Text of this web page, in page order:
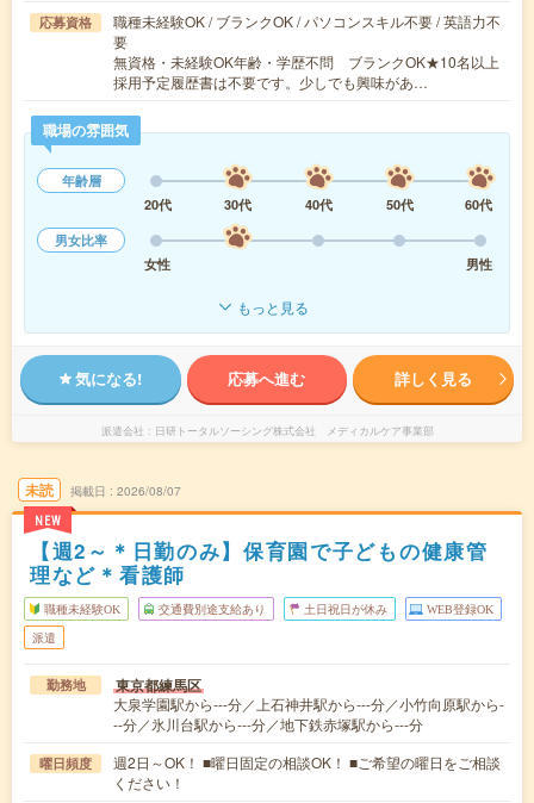
応募資格
職種未経験OK / ブランクOK / パソコンスキル不要 / 英語力不
要
無資格・未経験OK年齢・学歴不問 ブランクOK★10名以上
採用予定履歴書は不要です。少しでも興味があ…
職場の雰囲気
年齢層
20代
30代 40代 50代
60代
男女比率
女性
男性
もっと見る
気になる! 応募へ進む 詳しく見る
派遣会社 日研トータルソーシング株式会社 メディカルケア事業部
未読
NEW
掲載日 2026/08/07
【週2～＊日勤のみ】保育園で子どもの健康管
理など＊看護師
職種未経験OK 交通費別途支給あり 土日祝日が休み WEB登録OK
派遣
勤務地 東京都練馬区
大泉学園駅から---分／上石神井駅から---分／小竹向原駅から-
--分／氷川台駅から---分／地下鉄赤塚駅から---分
曜日頻度
週2日～OK！ ■曜日固定の相談OK！ ■ご希望の曜日をご相談
ください！